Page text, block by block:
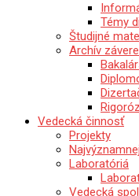
Témy
Študijné
Archív
Vedecká činnosť
Projekty
Laboratóriá
Vedecká